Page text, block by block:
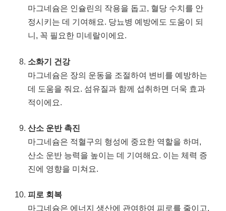
마그네슘은 인슐린의 작용을 돕고, 혈당 수치를 안
정시키는 데 기여해요. 당뇨병 예방에도 도움이 되
니, 꼭 필요한 미네랄이에요.
소화기 건강
마그네슘은 장의 운동을 조절하여 변비를 예방하는
데 도움을 줘요. 섬유질과 함께 섭취하면 더욱 효과
적이에요.
산소 운반 촉진
마그네슘은 적혈구의 형성에 중요한 역할을 하며,
산소 운반 능력을 높이는 데 기여해요. 이는 체력 증
진에 영향을 미쳐요.
피로 회복
마그네슘은 에너지 생산에 관여하여 피로를 줄이고,